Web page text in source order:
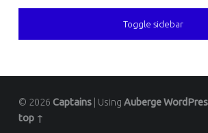
SIDEBAR
Toggle sidebar
© 2026 Captains Using Auberge
top ↑